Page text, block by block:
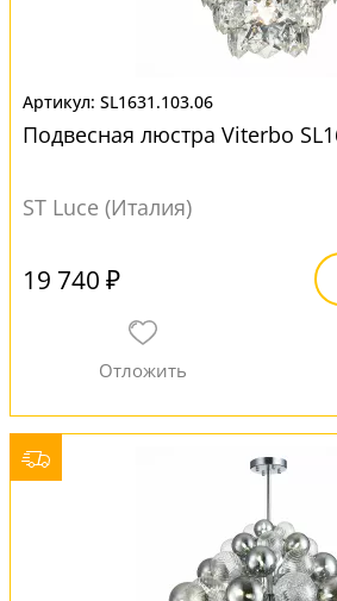
SL1631.103.06
Подвесная люстра Viterbo
ST Luce (Италия)
19 740 ₽